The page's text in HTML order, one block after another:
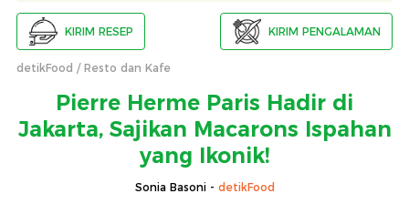
KIRIM RESEP KIRIM PENGALAMAN
detikFood Resto dan Kafe
Pierre Herme Paris Hadir di
Jakarta, Sajikan Macarons Ispahan
yang Ikonik!
Sonia Basoni - detikFood